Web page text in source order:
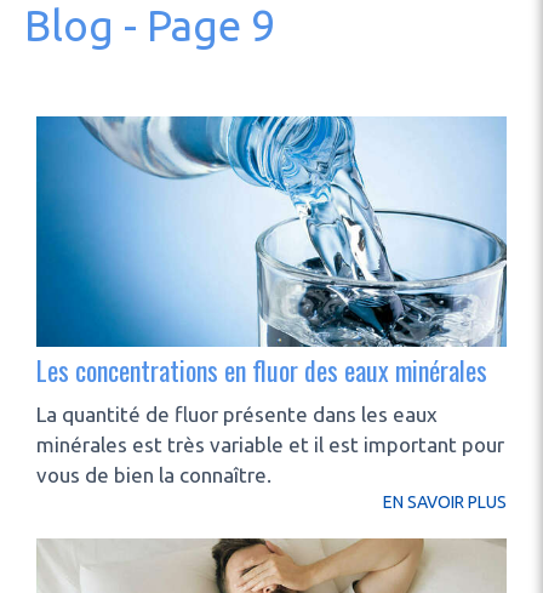
Blog - Page 9
Les concentrations en fluor des eaux minérales
La quantité de fluor présente dans les eaux
minérales est très variable et il est important pour
vous de bien la connaître.
EN SAVOIR PLUS